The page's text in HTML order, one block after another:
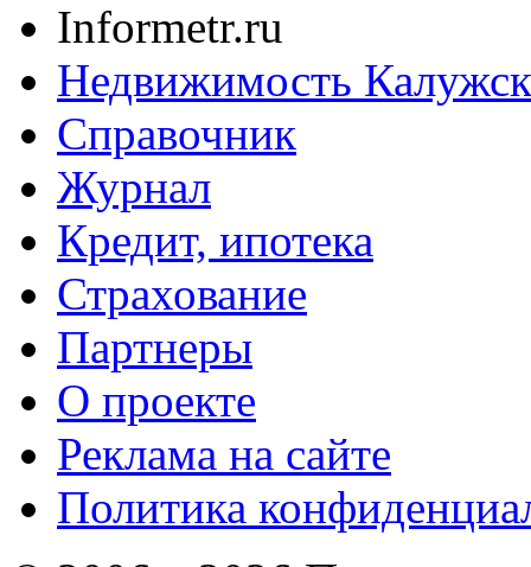
Informetr.ru
Недвижимость
Справочник
Журнал
Кредит, ипотека
Страхование
Партнеры
O проекте
Реклама на сайте
Политика